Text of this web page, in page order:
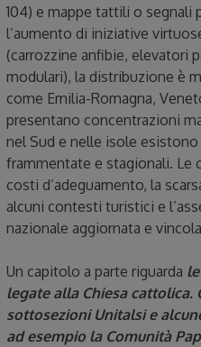
104) e mappe tattili o
l’aumento di iniziative
(carrozzine anfibie, elevatori
modulari), la distribuzione è
come Emilia-Romagna,
presentano concentrazioni
nel Sud e nelle isole
frammentate e stagionali. Le
costi d’adeguamento, la
alcuni contesti turistici e
nazionale aggiornata e
Un capitolo a parte riguarda
legate alla Chiesa cattolica.
sottosezioni Unitalsi e
ad esempio la Comunità